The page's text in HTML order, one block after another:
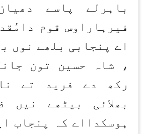
باہرلے پاسے
فیرہاراوس قوم
اے پنجابی بلھے نوں
، شاہ حسین تون
رکھ دے فرید تے
بھلائی بیٹھے نیں
ہوسکدااے کہ پنجاب